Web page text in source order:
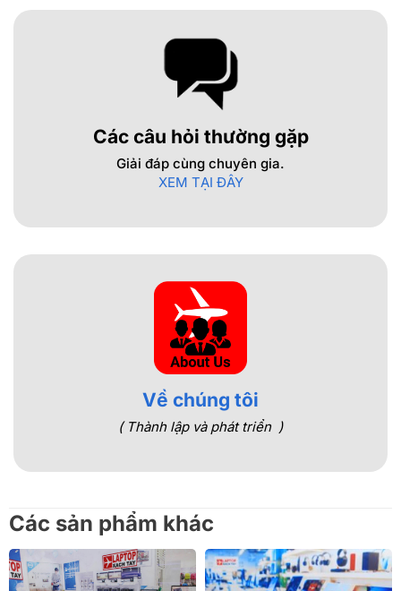
Các câu hỏi thường gặp
Giải đáp cùng chuyên gia.
XEM TẠI ĐÂY
Về chúng tôi
( Thành lập và phát triển )
Các sản phẩm khác